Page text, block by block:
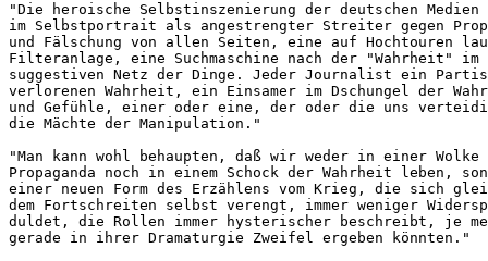
"Die heroische Selbstinszenierung der deutschen Medien
im Selbstportrait als angestrengter Streiter gegen
und Fälschung von allen Seiten, eine auf Hochtouren
Filteranlage, eine Suchmaschine nach der "Wahrheit" im
suggestiven Netz der Dinge. Jeder Journalist ein
verlorenen Wahrheit, ein Einsamer im Dschungel der
und Gefühle, einer oder eine, der oder die uns
die Mächte der Manipulation."
"Man kann wohl behaupten, daß wir weder in einer Wolke
Propaganda noch in einem Schock der Wahrheit leben,
einer neuen Form des Erzählens vom Krieg, die sich
dem Fortschreiten selbst verengt, immer weniger
duldet, die Rollen immer hysterischer beschreibt, je
gerade in ihrer Dramaturgie Zweifel ergeben könnten."